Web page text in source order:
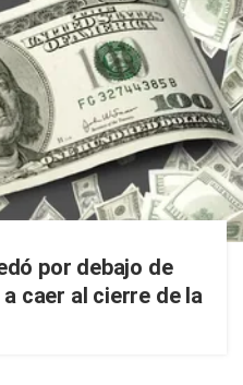
por debajo de
caer al cierre de la